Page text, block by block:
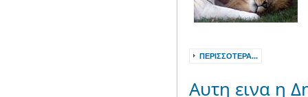
ΠΕΡΙΣΣΌΤΕΡΑ...
Αυτη εινα η